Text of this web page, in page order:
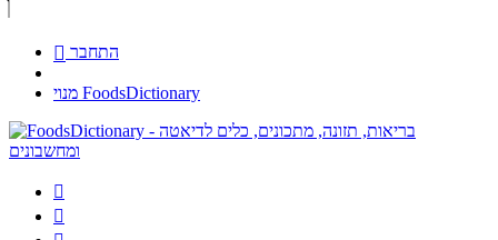
 התחבר
מנוי FoodsDictionary

